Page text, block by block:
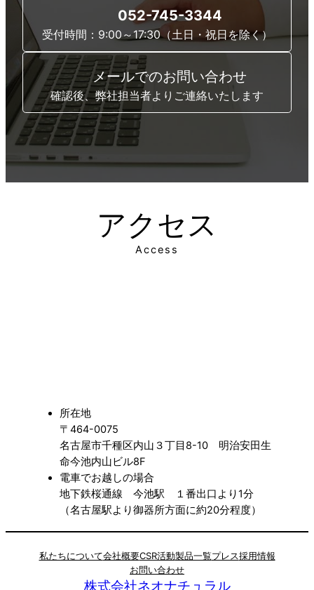
052-745-3344
受付時間：9:00～17:30（土日・祝日を除く）
メールでのお問い合わせ
確認後、弊社担当者よりご連絡いたします
アクセス
Access
所在地
〒464-0075
名古屋市千種区内山３丁目8-10 明治安田生
命今池内山ビル8F
電車でお越しの場合
地下鉄桜通線 今池駅 １番出口より1分
（名古屋駅より御器所方面に約20分程度）
私たちについて会社概要CSR活動製品一覧プレス採用情報
お問い合わせ
株式会社ネオナチュラル